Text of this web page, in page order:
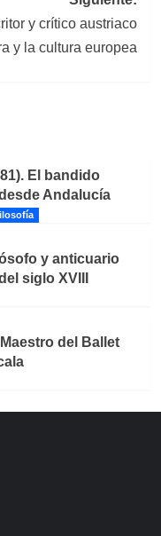
y crítico austriaco
y la cultura europea
El bandido
Andalucía
y anticuario
siglo XVIII
del Ballet